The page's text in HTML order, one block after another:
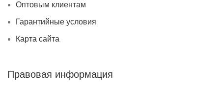
Оптовым клиентам
Гарантийные условия
Карта сайта
Правовая информация